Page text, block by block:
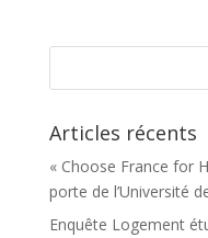
Articles récents
« Choose France for
porte de l’Université
Enquête Logement